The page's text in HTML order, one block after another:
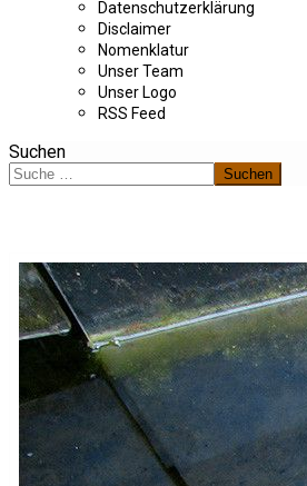
Datenschutzerklärung
Disclaimer
Nomenklatur
Unser Team
Unser Logo
RSS Feed
Suchen
Suchen